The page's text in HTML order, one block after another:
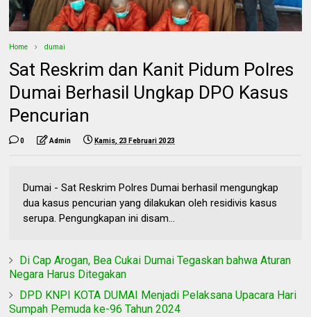
Home dumai
Sat Reskrim dan Kanit Pidum Polres
Dumai Berhasil Ungkap DPO Kasus
Pencurian
0 Admin Kamis, 23 Februari 2023
Dumai - Sat Reskrim Polres Dumai berhasil mengungkap
dua kasus pencurian yang dilakukan oleh residivis kasus
serupa. Pengungkapan ini disam...
Di Cap Arogan, Bea Cukai Dumai Tegaskan bahwa Aturan
Negara Harus Ditegakan
DPD KNPI KOTA DUMAI Menjadi Pelaksana Upacara Hari
Sumpah Pemuda ke-96 Tahun 2024